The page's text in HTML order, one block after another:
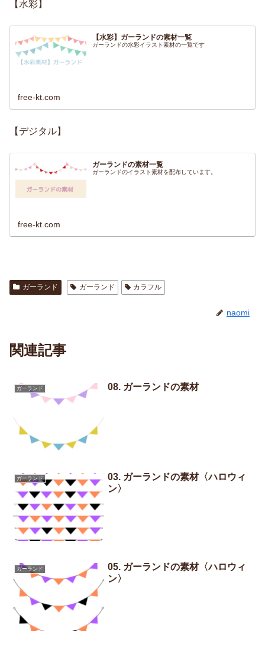
【水彩】
【水彩】ガーランドの素材一覧
ガーランドの水彩イラスト素材の一覧です
free-kt.com
【デジタル】
ガーランドの素材一覧
ガーランドのイラスト素材を配布しています。
free-kt.com
ガーランド ガーランド カラフル
naomi
関連記事
ガーランド 08. ガーランドの素材
ガーランド
03. ガーランドの素材〈ハロウィ
ン〉
ガーランド
05. ガーランドの素材〈ハロウィ
ン〉